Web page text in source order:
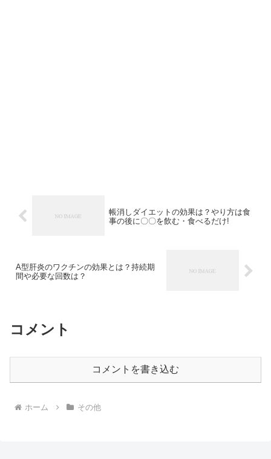
帳消しダイエットの効果は？やり方は食
事の後に〇〇を飲む・食べるだけ!
A型肝炎のワクチンの効果とは？持続期
間や必要な回数は？
コメント
コメントを書き込む
ホーム その他